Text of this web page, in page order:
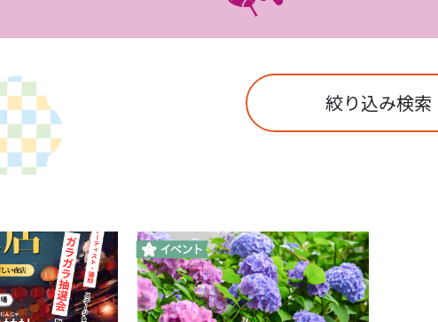
絞り込み検索